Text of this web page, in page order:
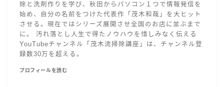
除と洗剤作りを学び、秋田からパソコン１つで情報発信を
始め、自分の名前をつけた代表作「茂木和哉」を大ヒット
させる。現在ではシリーズ展開させ全国のお店に並ぶまで
に。 汚れ落とし人生で得たノウハウを惜しみなく伝える
YouTubeチャンネル「茂木流掃除講座」は、チャンネル登
録数30万を超える。
プロフィールを読む